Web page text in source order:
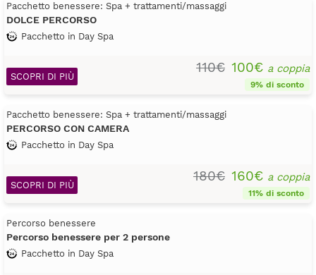
Pacchetto benessere: Spa + trattamenti/massaggi
DOLCE PERCORSO
Pacchetto in Day Spa
110€ 100€ a coppia
9% di sconto
SCOPRI DI PIÙ
Pacchetto benessere: Spa + trattamenti/massaggi
PERCORSO CON CAMERA
Pacchetto in Day Spa
180€ 160€ a coppia
11% di sconto
SCOPRI DI PIÙ
Percorso benessere
Percorso benessere per 2 persone
Pacchetto in Day Spa